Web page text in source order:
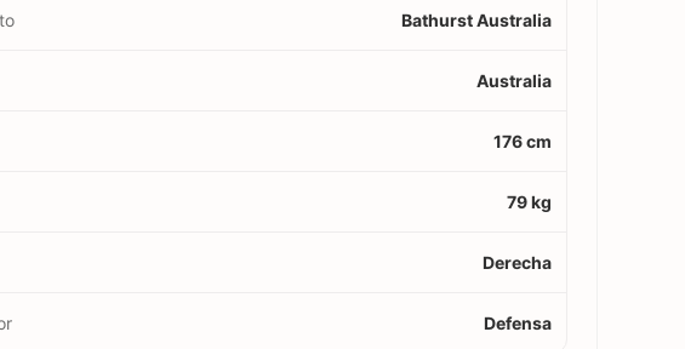
Bathurst Australia
Australia
176 cm
79 kg
Derecha
Defensa